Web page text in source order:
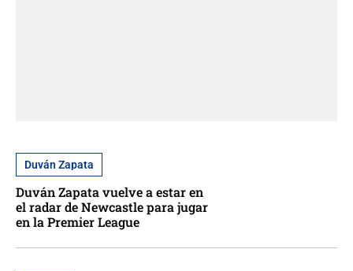
Duván Zapata
Duván Zapata vuelve a estar en
el radar de Newcastle para jugar
en la Premier League